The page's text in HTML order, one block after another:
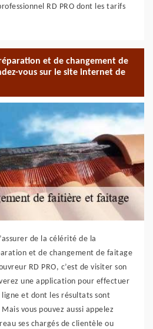
RD PRO dont les tarifs
et de changement de
vous sur le site internet de
de la célérité de la
et de changement de faitage
RD PRO, c’est de visiter son
une application pour effectuer
et dont les résultats sont
vous pouvez aussi appelez
ses chargés de clientèle ou